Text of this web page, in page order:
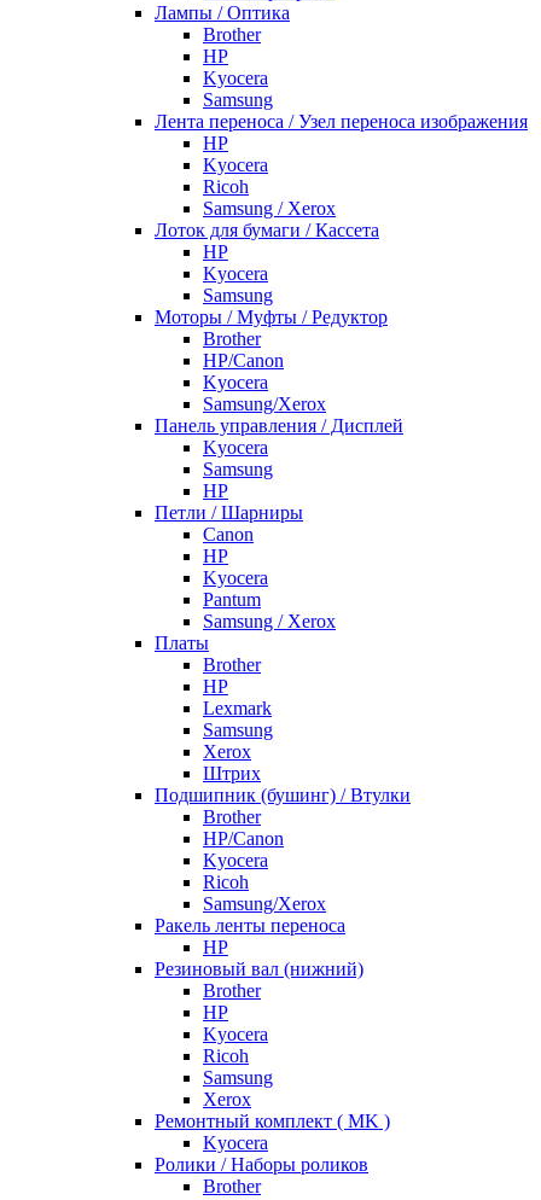
Лампы / Оптика
Brother
HP
Kyocera
Samsung
Лента переноса / Узел переноса изображения
HP
Kyocera
Ricoh
Samsung / Xerox
Лоток для бумаги / Кассета
HP
Kyocera
Samsung
Моторы / Муфты / Редуктор
Brother
HP/Canon
Kyocera
Samsung/Xerox
Панель управления / Дисплей
Kyocera
Samsung
НР
Петли / Шарниры
Canon
HP
Kyocera
Pantum
Samsung / Xerox
Платы
Brother
HP
Lexmark
Samsung
Xerox
Штрих
Подшипник (бушинг) / Втулки
Brother
HP/Canon
Kyocera
Ricoh
Samsung/Xerox
Ракель ленты переноса
HP
Резиновый вал (нижний)
Brother
HP
Kyocera
Ricoh
Samsung
Xerox
Ремонтный комплект ( MK )
Kyocera
Ролики / Наборы роликов
Brother